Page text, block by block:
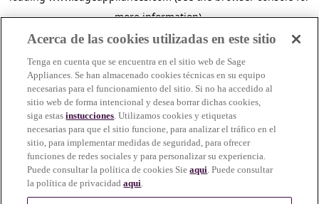
more information).
Acerca de las cookies utilizadas en este sitio
Tenga en cuenta que se encuentra en el sitio web de Sage
Appliances. Se han almacenado cookies técnicas en su equipo
necesarias para el funcionamiento del sitio. Si no ha accedido al
sitio web de forma intencional y desea borrar dichas cookies,
siga estasinstucciones. Utilizamos cookies y etiquetas
necesarias para que el sitio funcione, para analizar el tráfico en el
sitio, para implementar medidas de seguridad, para ofrecer
funciones de redes sociales y para personalizar su experiencia.
Puede consultar la política de cookies Sieaqui. Puede consultar
la política de privacidadaqui.